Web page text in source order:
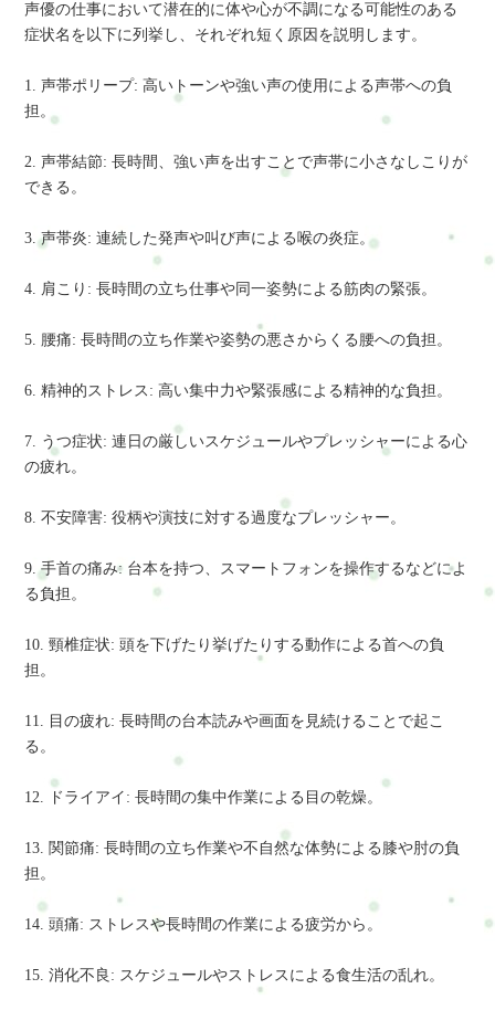
声優の仕事において潜在的に体や心が不調になる可能性のある
症状名を以下に列挙し、それぞれ短く原因を説明します。
1. 声帯ポリープ: 高いトーンや強い声の使用による声帯への負
担。
2. 声帯結節: 長時間、強い声を出すことで声帯に小さなしこりが
できる。
3. 声帯炎: 連続した発声や叫び声による喉の炎症。
4. 肩こり: 長時間の立ち仕事や同一姿勢による筋肉の緊張。
5. 腰痛: 長時間の立ち作業や姿勢の悪さからくる腰への負担。
6. 精神的ストレス: 高い集中力や緊張感による精神的な負担。
7. うつ症状: 連日の厳しいスケジュールやプレッシャーによる心
の疲れ。
8. 不安障害: 役柄や演技に対する過度なプレッシャー。
9. 手首の痛み: 台本を持つ、スマートフォンを操作するなどによ
る負担。
10. 頸椎症状: 頭を下げたり挙げたりする動作による首への負
担。
11. 目の疲れ: 長時間の台本読みや画面を見続けることで起こ
る。
12. ドライアイ: 長時間の集中作業による目の乾燥。
13. 関節痛: 長時間の立ち作業や不自然な体勢による膝や肘の負
担。
14. 頭痛: ストレスや長時間の作業による疲労から。
15. 消化不良: スケジュールやストレスによる食生活の乱れ。